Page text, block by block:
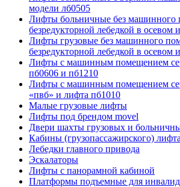
модели лб0505
Лифты больничные без машинного
безредукторной лебедкой в осевом
Лифты грузовые без машинного
безредукторной лебедкой в осевом
Лифты с машинным помещением
пб0606 и пб1210
Лифты с машинным помещением
«пвб» и лифта пб1010
Малые грузовые лифты
Лифты под брендом movel
Двери шахты грузовых и
Кабины (грузопассажирского) лифта
Лебедки главного привода
Эскалаторы
Лифты с панорамной кабиной
Платформы подъемные для